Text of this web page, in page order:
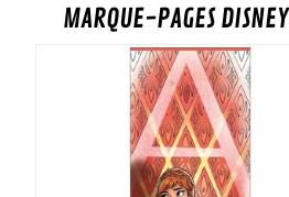
MARQUE-PAGES